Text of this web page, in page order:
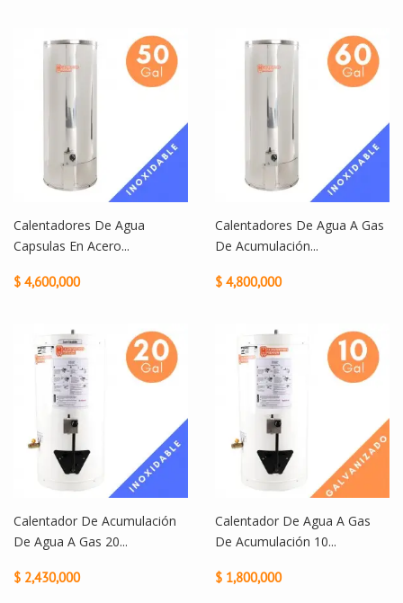
Calentadores De Agua
Capsulas En Acero...
$ 4,600,000
Calentadores De Agua A Gas
De Acumulación...
$ 4,800,000
Calentador De Acumulación
De Agua A Gas 20...
$ 2,430,000
Calentador De Agua A Gas
De Acumulación 10...
$ 1,800,000